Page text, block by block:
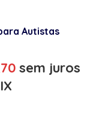
Autistas
sem juros